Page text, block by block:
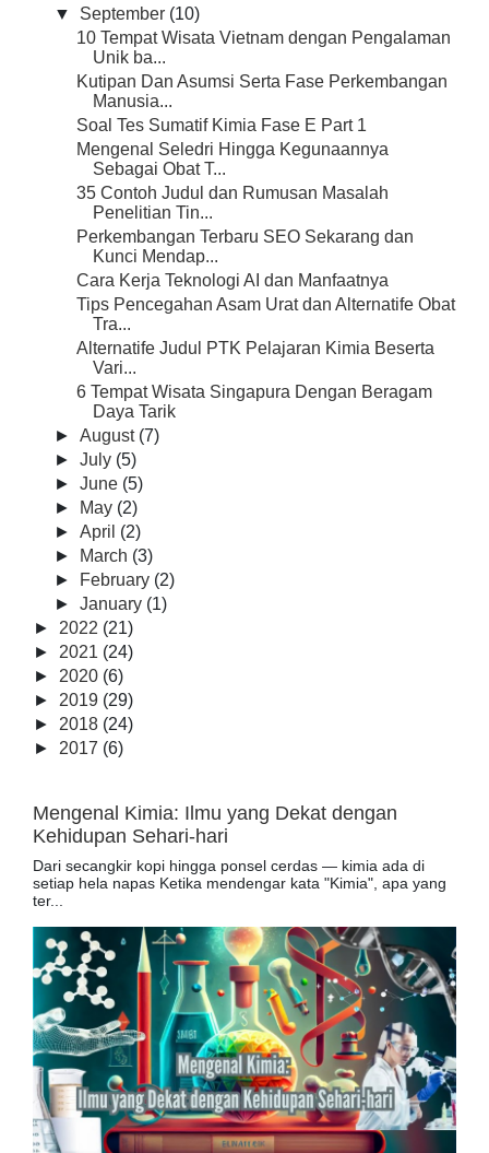
▼ September (10)
10 Tempat Wisata Vietnam dengan Pengalaman
Unik ba...
Kutipan Dan Asumsi Serta Fase Perkembangan
Manusia...
Soal Tes Sumatif Kimia Fase E Part 1
Mengenal Seledri Hingga Kegunaannya
Sebagai Obat T...
35 Contoh Judul dan Rumusan Masalah
Penelitian Tin...
Perkembangan Terbaru SEO Sekarang dan
Kunci Mendap...
Cara Kerja Teknologi AI dan Manfaatnya
Tips Pencegahan Asam Urat dan Alternatife Obat
Tra...
Alternatife Judul PTK Pelajaran Kimia Beserta
Vari...
6 Tempat Wisata Singapura Dengan Beragam
Daya Tarik
►August (7)
►July (5)
►June (5)
►
May (2)
►April (2)
►
March (3)
►
February (2)
►January (1)
► 2022 (21)
► 2021 (24)
► 2020 (6)
► 2019 (29)
► 2018 (24)
► 2017 (6)
Mengenal Kimia: Ilmu yang Dekat dengan
Kehidupan Sehari-hari
Dari secangkir kopi hingga ponsel cerdas — kimia ada di
setiap hela napas Ketika mendengar kata "Kimia", apa yang
ter...